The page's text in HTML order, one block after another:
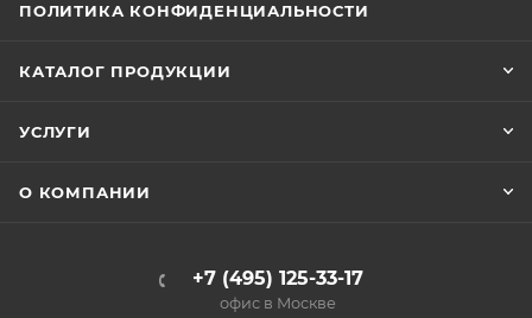
ПОЛИТИКА КОНФИДЕНЦИАЛЬНОСТИ
КАТАЛОГ ПРОДУКЦИИ
УСЛУГИ
О КОМПАНИИ
+7 (495) 125-33-17
офис в Москве